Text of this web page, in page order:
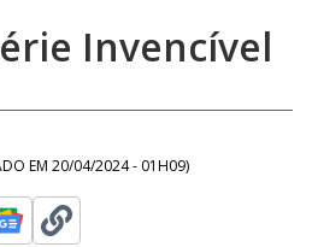
Invencível
EM 20/04/2024 - 01H09)